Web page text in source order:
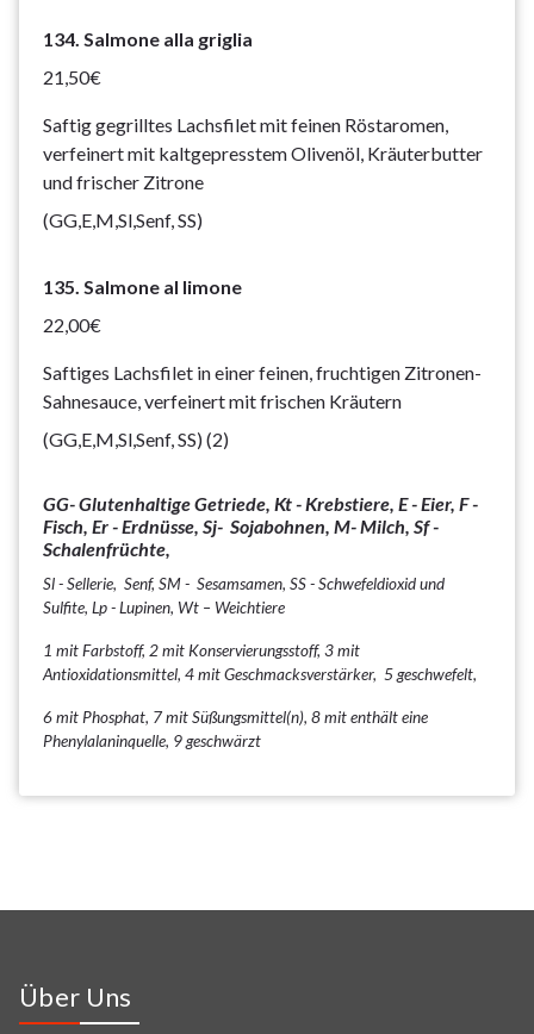
134. Salmone alla griglia
21,50€
Saftig gegrilltes Lachsfilet mit feinen Röstaromen,
verfeinert mit kaltgepresstem Olivenöl, Kräuterbutter
und frischer Zitrone
(GG,E,M,Sl,Senf, SS)
135. Salmone al limone
22,00€
Saftiges Lachsfilet in einer feinen, fruchtigen Zitronen-
Sahnesauce, verfeinert mit frischen Kräutern
(GG,E,M,Sl,Senf, SS) (2)
GG- Glutenhaltige Getriede, Kt - Krebstiere, E - Eier, F -
Fisch, Er - Erdnüsse, Sj- Sojabohnen, M- Milch, Sf -
Schalenfrüchte,
Sl - Sellerie, Senf, SM - Sesamsamen, SS - Schwefeldioxid und
Sulfite, Lp - Lupinen, Wt – Weichtiere
1 mit Farbstoff, 2 mit Konservierungsstoff, 3 mit
Antioxidationsmittel, 4 mit Geschmacksverstärker, 5 geschwefelt,
6 mit Phosphat, 7 mit Süßungsmittel(n), 8 mit enthält eine
Phenylalaninquelle, 9 geschwärzt
Über Uns